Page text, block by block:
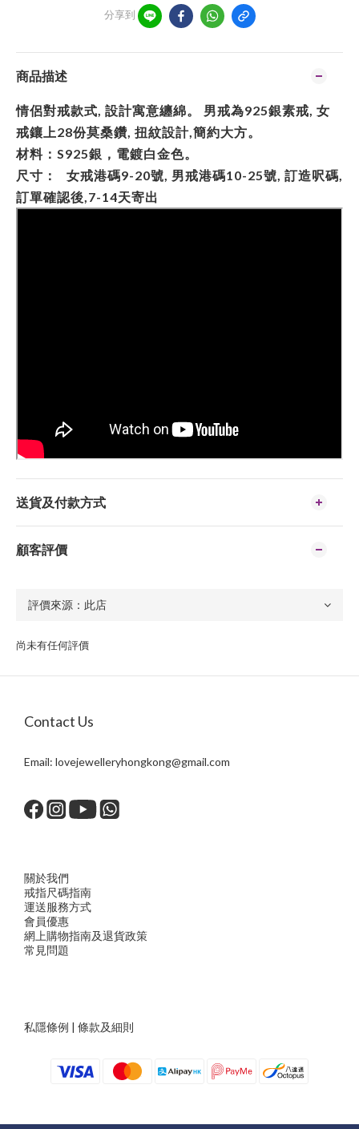
分享到
商品描述
情侶對戒款式, 設計寓意纏綿。 男戒為925銀素戒, 女
戒鑲上28份莫桑鑽, 扭紋設計,簡約大方。
材料：S925銀，電鍍白金色。
尺寸： 女戒港碼9-20號, 男戒港碼10-25號, 訂造呎碼,
訂單確認後,7-14天寄出
送貨及付款方式
顧客評價
尚未有任何評價
Contact Us
Email: lovejewelleryhongkong@gmail.com
關於我們
戒指尺碼指南
運送服務方式
會員優惠
網上購物指南及退貨政策
常見問題
私隱條例 | 條款及細則